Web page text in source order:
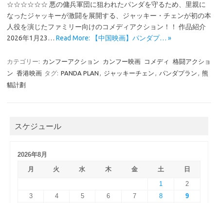
☆☆☆☆☆☆ 悪の傭兵軍団に狙われたパンダを守るため、里親に
なったジャッキーが激闘を展開する、ジャッキー・チェンが初の本
人役を演じたファミリー向けのコメディアクション！！ 作品紹介
2026年1月23… Read More: 【中国映画】パンダプ… »
カテゴリー: カンフーアクション カンフー映画 コメディ
格闘アクショ
ン 香港映画 タグ: PANDA PLAN , ジャッキーチェン , パンダプラン , 熊
貓計劃
スケジュール
2026年8月
月
火 水 木 金 土
日
1
2
3
4 5 6 7 8
9